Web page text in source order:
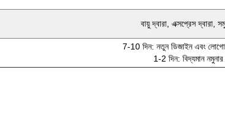
বায়ু দ্বারা, এক্সপ্রেস দ্বারা,
7-10 দিন: নতুন ডিজাইন এবং লোগো
1-2 দিন: বিদ্যমান